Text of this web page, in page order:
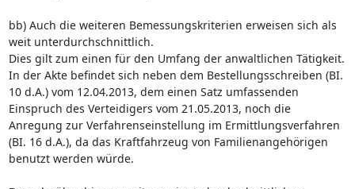
bb) Auch die weiteren Bemessungskriterien erweisen sich als
weit unterdurchschnittlich.
Dies gilt zum einen für den Umfang der anwaltlichen Tätigkeit.
In der Akte befindet sich neben dem Bestellungsschreiben (BI.
10 d.A.) vom 12.04.2013, dem einen Satz umfassenden
Einspruch des Verteidigers vom 21.05.2013, noch die
Anregung zur Verfahrenseinstellung im Ermittlungsverfahren
(BI. 16 d.A.), da das Kraftfahrzeug von Familienangehörigen
benutzt werden würde.